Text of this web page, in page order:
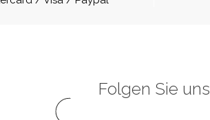
Folgen Sie uns